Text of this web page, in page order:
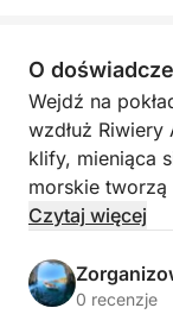
O
Wejdź na
wzdłuż
klify, mieniąca
morskie
wzniosłych
miniaturowym
jednego z
Czytaj więcej
0 recenzje